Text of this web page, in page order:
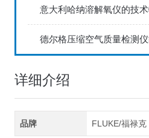
意大利哈纳溶解氧仪的技术
详细介绍
品牌 FLUKE/福禄克